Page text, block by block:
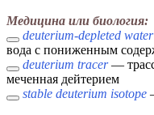
Медицина или биология:
deuterium-depleted water
вода с пониженным
deuterium tracer—
меченная дейтерием
stable deuterium isotope